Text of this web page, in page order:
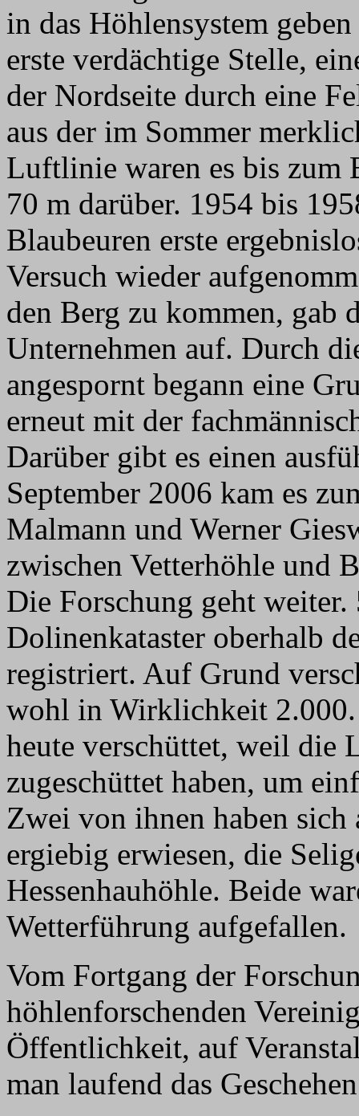
in das Höhlensystem
erste verdächtige Stelle,
der Nordseite durch eine
aus der im Sommer
Luftlinie waren es bis zum
70 m darüber. 1954 bis
Blaubeuren erste
Versuch wieder
den Berg zu kommen, gab
Unternehmen auf. Durch
angespornt begann eine
erneut mit der
Darüber gibt es einen
September 2006 kam es
Malmann und Werner
zwischen Vetterhöhle und
Die Forschung geht
Dolinenkataster oberhalb
registriert. Auf Grund
wohl in Wirklichkeit
heute verschüttet, weil die
zugeschüttet haben, um
Zwei von ihnen haben sich
ergiebig erwiesen, die
Hessenhauhöhle. Beide
Wetterführung aufgefallen.
Vom Fortgang der
höhlenforschenden
Öffentlichkeit, auf
man laufend das